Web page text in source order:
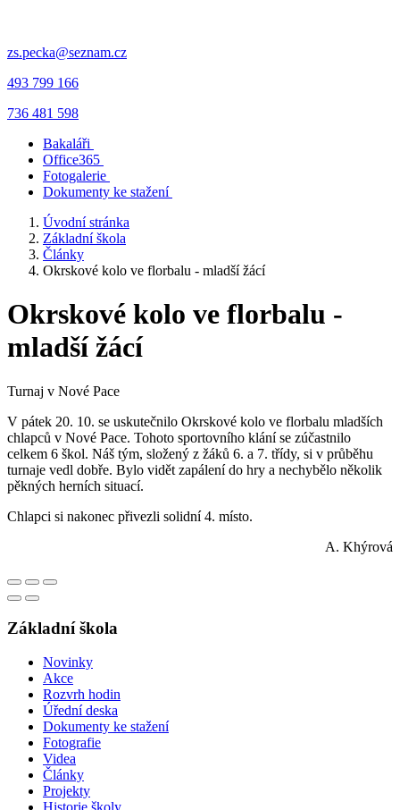
zs.pecka@seznam.cz
493 799 166
736 481 598
Bakaláři
Office365
Fotogalerie
Dokumenty ke stažení
Úvodní stránka
Základní škola
Články
Okrskové kolo ve florbalu - mladší žácí
Okrskové kolo ve florbalu -
mladší žácí
Turnaj v Nové Pace
V pátek 20. 10. se uskutečnilo Okrskové kolo ve florbalu mladších
chlapců v Nové Pace. Tohoto sportovního klání se zúčastnilo
celkem 6 škol. Náš tým, složený z žáků 6. a 7. třídy, si v průběhu
turnaje vedl dobře. Bylo vidět zapálení do hry a nechybělo několik
pěkných herních situací.
Chlapci si nakonec přivezli solidní 4. místo.
A. Khýrová
Základní škola
Novinky
Akce
Rozvrh hodin
Úřední deska
Dokumenty ke stažení
Fotografie
Videa
Články
Projekty